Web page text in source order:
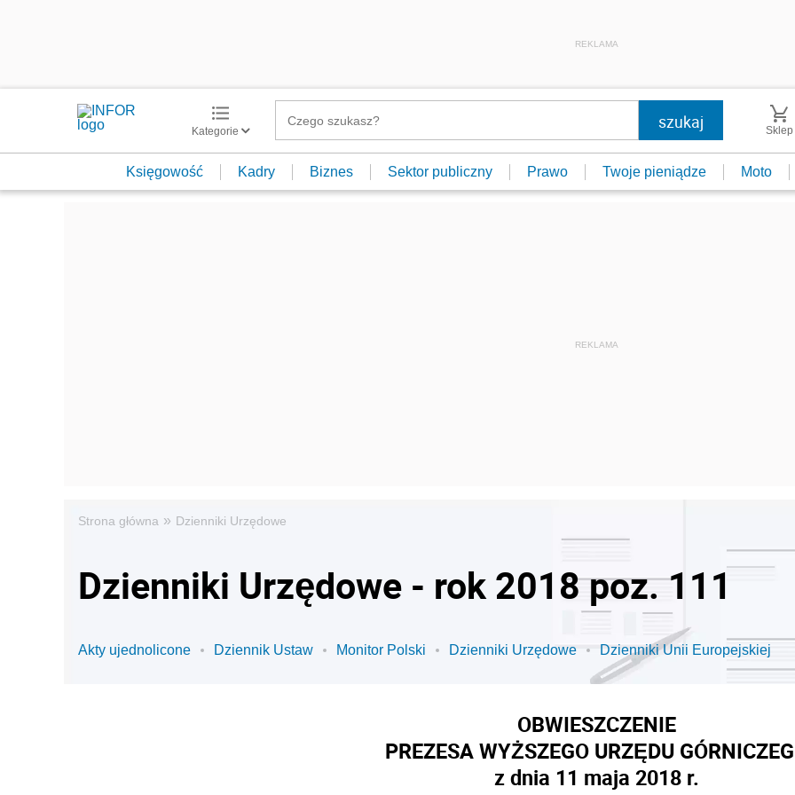
REKLAMA
Kategorie Sklep
Księgowość Kadry Biznes Sektor publiczny Prawo Twoje pieniądze Moto
Strona główna » Dzienniki Urzędowe
Dzienniki Urzędowe - rok 2018 poz. 111
Akty ujednolicone Dziennik Ustaw Monitor Polski Dzienniki Urzędowe Dzienniki Unii Europejskiej
OBWIESZCZENIE
PREZESA WYŻSZEGO URZĘDU
z dnia 11 maja 2018 r.